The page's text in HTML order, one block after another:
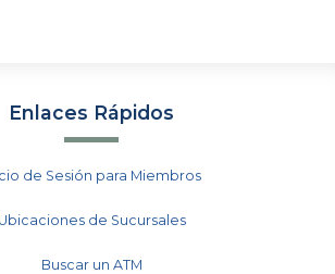
Enlaces Rápidos
de Sesión para Miembros
Ubicaciones de Sucursales
Buscar un ATM